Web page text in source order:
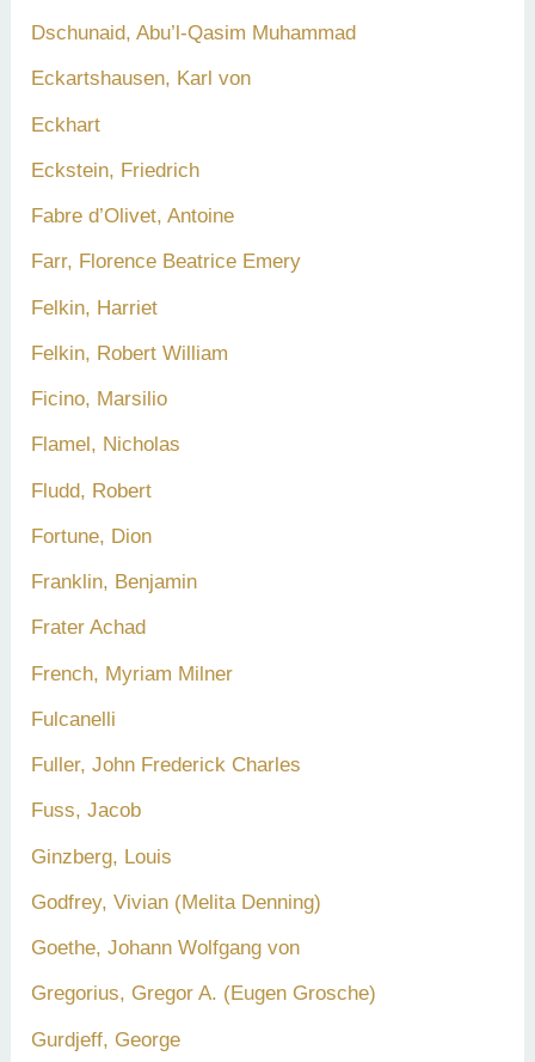
Dschunaid, Abu’l-Qasim Muhammad
Eckartshausen, Karl von
Eckhart
Eckstein, Friedrich
Fabre d’Olivet, Antoine
Farr, Florence Beatrice Emery
Felkin, Harriet
Felkin, Robert William
Ficino, Marsilio
Flamel, Nicholas
Fludd, Robert
Fortune, Dion
Franklin, Benjamin
Frater Achad
French, Myriam Milner
Fulcanelli
Fuller, John Frederick Charles
Fuss, Jacob
Ginzberg, Louis
Godfrey, Vivian (Melita Denning)
Goethe, Johann Wolfgang von
Gregorius, Gregor A. (Eugen Grosche)
Gurdjeff, George